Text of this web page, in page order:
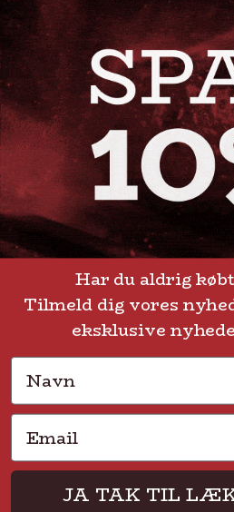
+45
Telefontid: man - fre
GENVEJE
Levering eller afhentning
Har du aldrig
Tilmeld dig vores
eksklusive
Navn
Email
JA TAK TIL